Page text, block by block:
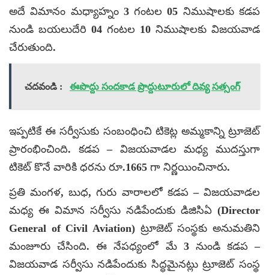
అదే విమానం మధ్యాహ్నం 3 గంటల 05 నిముషాలకు కడప
నుండి బయలుదేరి 04 గంటల 10 నిముషాలకు విజయవాడ
చేరుతుంది.
చదవండి : ఈపొద్దు సందకాడ ప్రొద్దుటూరులో దివ్య సత్సంగ్‌
ఇప్పటికే ఈ సర్వీసుకు సంబంధించి టికెట్ల అమ్మకాన్ని ట్రూజెట్
ప్రారంభించింది. కడప – విజయవాడల మధ్య ముదస్తుగా
టికెట్ కొనే వారికి ధరను రూ.1665 గా నిర్ణయించినారు.
ప్రతి మంగళ, బుధ, గురు వారాలలో కడప – విజయవాడల
మధ్య ఈ విమాన సర్వీసు నడిపేందుకు డిజిసిఏ (Director
General of Civil Aviation) ట్రూజెట్ సంస్థకు అనుమతిని
మంజూరు చేసింది. ఈ నేపధ్యంలో మే 3 నుండి కడప –
విజయవాడ సర్వీసు నడిపేందుకు సిద్ధమైనట్లు ట్రూజెట్ సంస్థ